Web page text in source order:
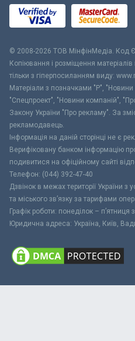
© 2008-2026 ТОВ МiнфiнМедiа. Код
Копіювання і розміщення
тільки з гіперпосиланням виду:
Матеріали з позначками "Р", "Новини
"Спецпроект", "Новини компаній",
Закону України "Про рекламу". За
рекламодавець.
Інформація на даній сторінці не є
Верифіковану банком інформацію
подивитися на офіційному сайті
Телефон: (044) 392-47-40
Дзвінок в межах території України з
та міського зв’язку за тарифами
Графік роботи: понеділок – п’ятниця
Юридична адреса: Україна, Київ,